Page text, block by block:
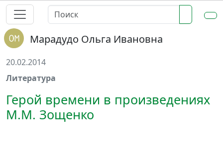
Марадудо Ольга Ивановна
20.02.2014
Литература
Герой времени в произведениях
М.М. Зощенко